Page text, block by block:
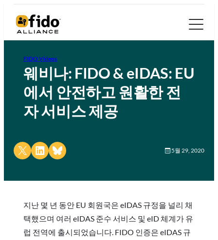
FIDO Videos
웨비나: FIDO & eIDAS: EU
에서 안전하고 원활한 전
자 서비스 제공
Share on X Share on LinkedIn
Share on Bluesky 5월 29, 2020
지난 몇 년 동안 EU 회원국은 eIDAS 규정을 널리 채
택했으며 여러 eIDAS 준수 서비스 및 eID 체계가 유
럽 전역에 출시되었습니다. FIDO 인증은 eIDAS 규